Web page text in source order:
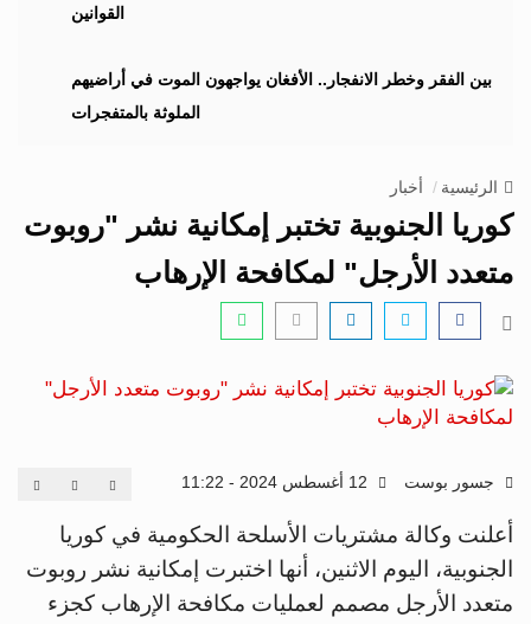
القوانين
بين الفقر وخطر الانفجار.. الأفغان يواجهون الموت في أراضيهم
الملوثة بالمتفجرات
الرئيسية أخبار
كوريا الجنوبية تختبر إمكانية نشر "روبوت
متعدد الأرجل" لمكافحة الإرهاب
جسور بوست
أعلنت وكالة مشتريات الأسلحة الحكومية في كوريا
الجنوبية، اليوم الاثنين، أنها اختبرت إمكانية نشر روبوت
متعدد الأرجل مصمم لعمليات مكافحة الإرهاب كجزء